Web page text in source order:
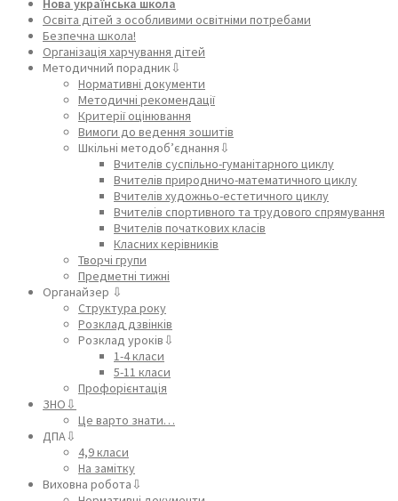
Нова українська школа
Освіта дітей з особливими освітніми потребами
Безпечна школа!
Організація харчування дітей
Методичний порадник⇩
Нормативні документи
Методичні рекомендації
Критерії оцінювання
Вимоги до ведення зошитів
Шкільні методоб’єднання⇩
Вчителів суспільно-гуманітарного циклу
Вчителів природничо-математичного циклу
Вчителів художньо-естетичного циклу
Вчителів спортивного та трудового спрямування
Вчителів початкових класів
Класних керівників
Творчі групи
Предметні тижні
Органайзер ⇩
Структура року
Розклад дзвінків
Розклад уроків⇩
1-4 класи
5-11 класи
Профорієнтація
ЗНО⇩
Це варто знати…
ДПА⇩
4,9 класи
На замітку
Виховна робота⇩